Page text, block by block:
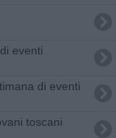
eventi
di eventi
toscani